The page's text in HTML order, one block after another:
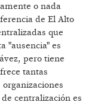
o nada
de El Alto
que
"ausencia" es
pero tiene
tantas
centralización es